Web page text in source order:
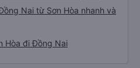
Nai từ Sơn Hòa nhanh và
Hòa đi Đồng Nai